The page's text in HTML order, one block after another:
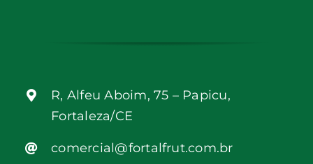
R, Alfeu Aboim, 75 – Papicu,
Fortaleza/CE
comercial@fortalfrut.com.br